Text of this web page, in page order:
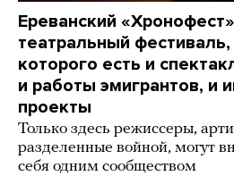
Ереванский
театральный
которого есть и
и работы эмигрантов, и
проекты
Только здесь режиссеры,
разделенные войной, могут
себя одним сообществом